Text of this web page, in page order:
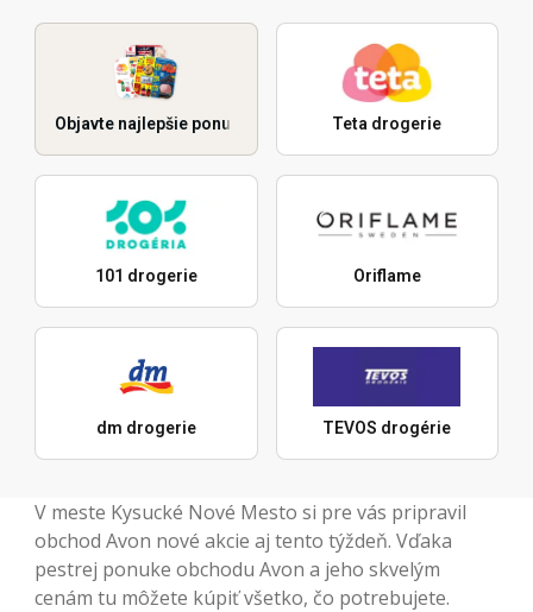
Objavte najlepšie ponuky Teta drogerie
101 drogerie Oriflame
dm drogerie TEVOS drogérie
V meste Kysucké Nové Mesto si pre vás pripravil
obchod Avon nové akcie aj tento týždeň. Vďaka
pestrej ponuke obchodu Avon a jeho skvelým
cenám tu môžete kúpiť všetko, čo potrebujete.